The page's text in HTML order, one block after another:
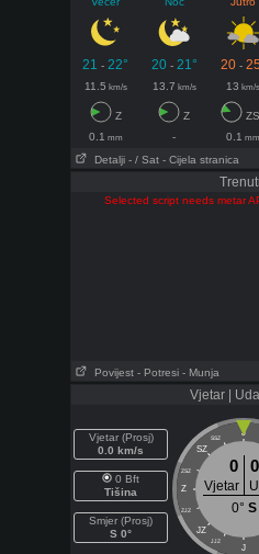
21 - 22° 20- 21° 20-
11.5 km/s 13.7 km/s 13 km/s
Z Z
0.1 mm - 0.1 mm
Detalji - / Sat - Cijela stranica
Selected script needs metar
Povijest - Potresi - Munja
Vjetar |
Vjetar (Prosj)
0.0 km/s
0 Bft
Tišina
Smjer (Prosj)
S 0°
J
SSZ
SZ
ZSZ
Z
ZJZ
JZ
JJZ
J
0 0
Vjetar
0° S